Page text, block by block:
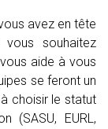
avez en tête
souhaitez
aide à vous
se feront un
choisir le statut
(SASU, EURL,